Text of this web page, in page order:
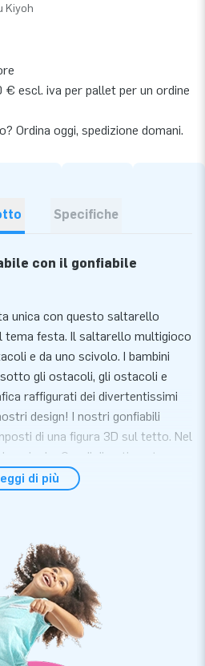
Kiyoh
escl. iva per pallet per un ordine
Ordina oggi, spedizione domani.
Specifiche
con il gonfiabile
unica con questo saltarello
tema festa. Il saltarello multigioco
e da uno scivolo. I bambini
gli ostacoli, gli ostacoli e
raffigurati dei divertentissimi
design! I nostri gonfiabili
di una figura 3D sul tetto. Nel
scivolo. Ore di divertimento
multigioco festa.
festa entro 10 minuti ad
un compleanno o un altro evento
compatto è facile da
fornito con un soffiatore,
d'imballaggio ed un
una bellissima esperienza.
di più